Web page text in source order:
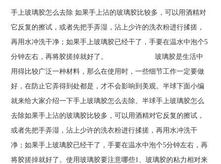
手上玻璃胶怎么去除 如果手上沾的玻璃胶比较多，可以用酒精对
它反复的擦试，或者先把手弄湿，沾上少许的洗衣粉进行揉搓，
再用水冲洗干净；如果手上玻璃胶已经干了，手要在温水中泡个5
分钟左右，再将胶搓掉就好了。 玻璃胶是生活中
用得比较广泛一种材料，那么在使用时，一些细节工作一定要做
好，在防止它弄得到处都是，才不会影响到美观。半球下面小编
就来给大家介绍一下手上玻璃胶怎么去除。半球手上玻璃胶怎么
去除如果手上沾的玻璃胶比较多，可以用酒精对它反复的擦试，
或者先把手弄湿，沾上少许的洗衣粉进行揉搓，再用水冲洗干
净；如果手上玻璃胶已经干了，手要在温水中泡个5分钟左右，再
将胶搓掉就好了。使用玻璃胶要注意哪些1、玻璃胶的粘力相对来